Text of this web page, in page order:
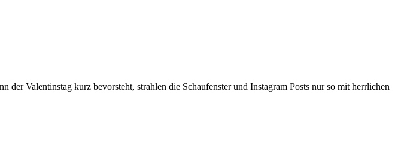
Valentinstag kurz bevorsteht, strahlen die Schaufenster und Instagram Posts nur so mit herrlichen